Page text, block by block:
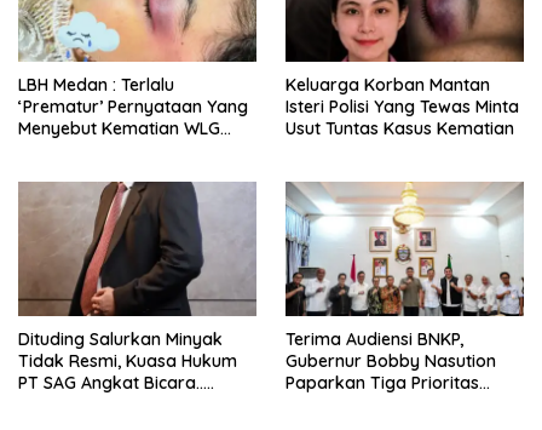
LBH Medan : Terlalu
‘Prematur’ Pernyataan Yang
Menyebut Kematian WLG
Keluarga Korban Mantan
Isteri Polisi Yang Tewas Minta
Usut Tuntas Kasus Kematian
Dituding Salurkan Minyak
Tidak Resmi, Kuasa Hukum
PT SAG Angkat Bicara…..
Terima Audiensi BNKP,
Gubernur Bobby Nasution
Paparkan Tiga Prioritas